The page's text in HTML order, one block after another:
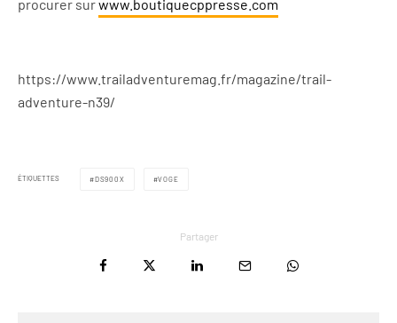
procurer surwww.boutiquecppresse.com
https://www.trailadventuremag.fr/magazine/trail-
adventure-n39/
ÉTIQUETTES DS900X VOGE
Partager